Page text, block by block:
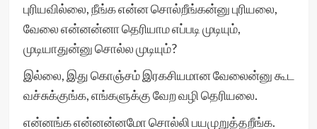
புரியவில்லை, நீங்க என்ன சொல்றீங்கன்னு புரியலை,
வேலை என்னன்னா தெரியாம எப்படி முடியும்,
முடியாதுன்னு சொல்ல முடியும்?
இல்லை, இது கொஞ்சம் இரகசியமான வேலைன்னு கூட
வச்சுக்குங்க, எங்களுக்கு வேற வழி தெரியலை.
என்னங்க என்னன்னமோ சொல்லி பயமுறுத்தறீங்க.